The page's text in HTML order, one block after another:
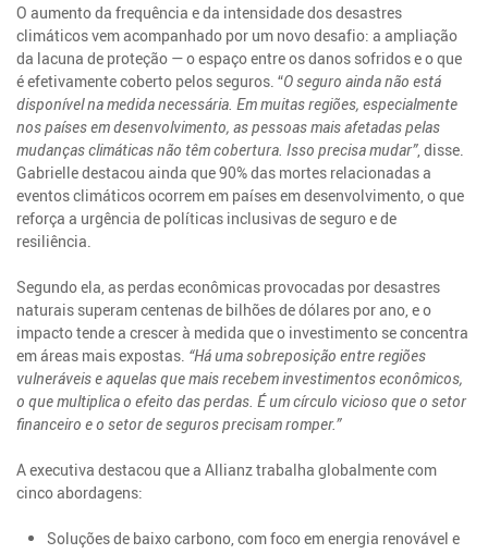
O aumento da frequência e da intensidade dos desastres
climáticos vem acompanhado por um novo desafio: a ampliação
da lacuna de proteção — o espaço entre os danos sofridos e o que
é efetivamente coberto pelos seguros. “O seguro ainda não está
disponível na medida necessária. Em muitas regiões, especialmente
nos países em desenvolvimento, as pessoas mais afetadas pelas
mudanças climáticas não têm cobertura. Isso precisa mudar”, disse.
Gabrielle destacou ainda que 90% das mortes relacionadas a
eventos climáticos ocorrem em países em desenvolvimento, o que
reforça a urgência de políticas inclusivas de seguro e de
resiliência.
Segundo ela, as perdas econômicas provocadas por desastres
naturais superam centenas de bilhões de dólares por ano, e o
impacto tende a crescer à medida que o investimento se concentra
em áreas mais expostas. “Há uma sobreposição entre regiões
vulneráveis e aquelas que mais recebem investimentos econômicos,
o que multiplica o efeito das perdas. É um círculo vicioso que o setor
financeiro e o setor de seguros precisam romper.”
A executiva destacou que a Allianz trabalha globalmente com
cinco abordagens:
Soluções de baixo carbono, com foco em energia renovável e